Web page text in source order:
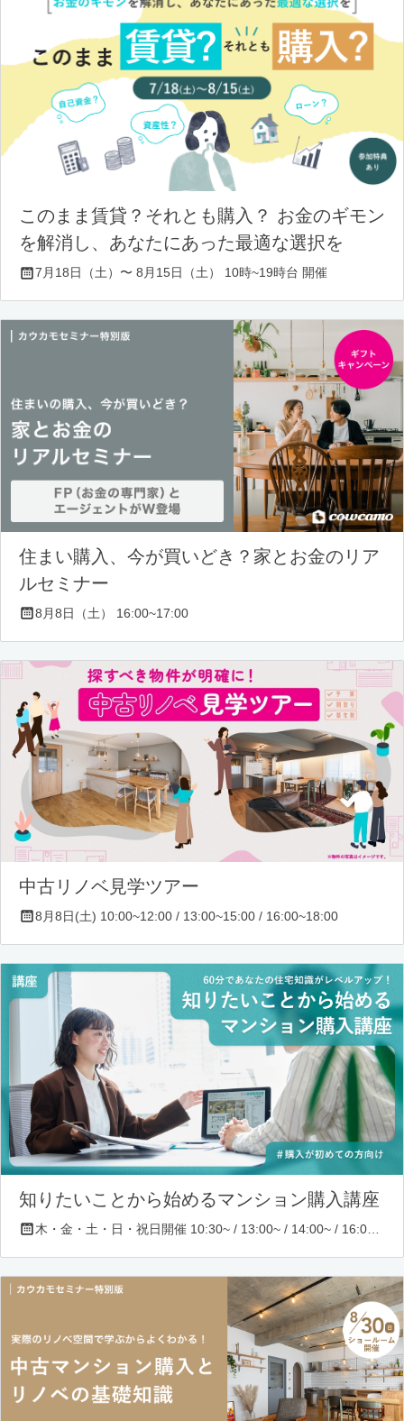
このまま賃貸？それとも購入？ お金のギモン
を解消し、あなたにあった最適な選択を
7月18日（土）〜 8月15日（土） 10時~19時台 開催
住まい購入、今が買いどき？家とお金のリア
ルセミナー
8月8日（土） 16:00~17:00
中古リノベ見学ツアー
8月8日(土) 10:00~12:00 / 13:00~15:00 / 16:00~18:00
知りたいことから始めるマンション購入講座